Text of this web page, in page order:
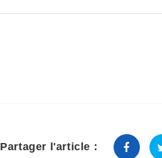
Partager l'article :